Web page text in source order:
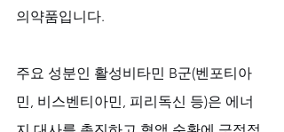
의약품입니다.
주요 성분인 활성비타민 B군(벤포티아
민, 비스벤티아민, 피리독신 등)은 에너